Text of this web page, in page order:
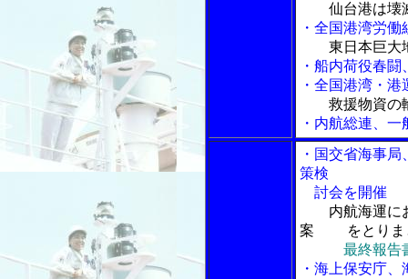
仙台港は壊
・全国港湾労
東日本巨大
・船内荷役春
・全国港湾・
救援物資の
・内航総連、
・国交省海事
策検
討会を開催
内航海運に
案 をとりま
最終報告
・海上保安庁